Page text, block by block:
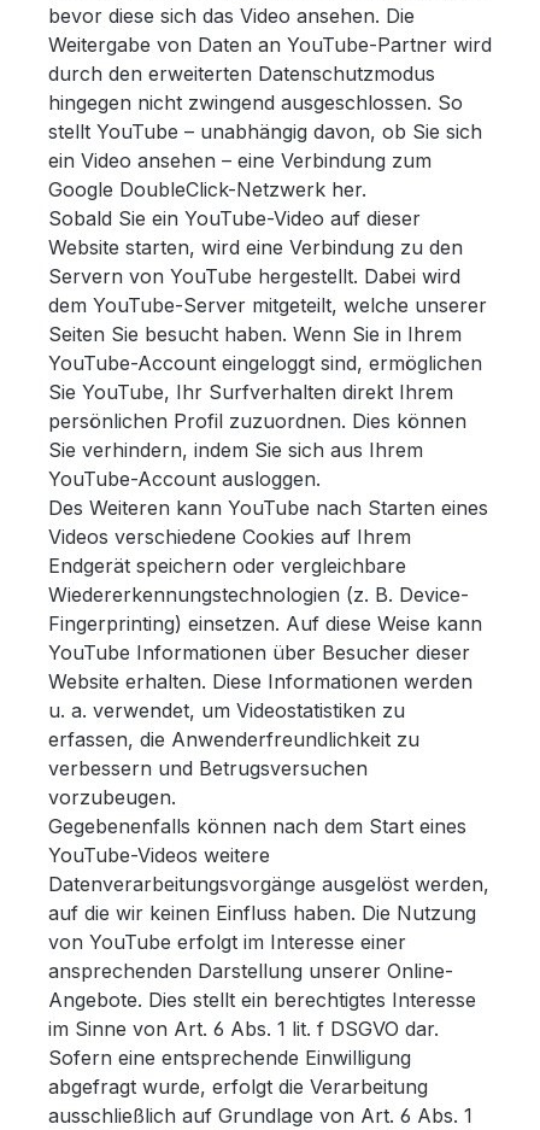
bevor diese sich das Video ansehen. Die
Weitergabe von Daten an YouTube-Partner wird
durch den erweiterten Datenschutzmodus
hingegen nicht zwingend ausgeschlossen. So
stellt YouTube – unabhängig davon, ob Sie sich
ein Video ansehen – eine Verbindung zum
Google DoubleClick-Netzwerk her.
Sobald Sie ein YouTube-Video auf dieser
Website starten, wird eine Verbindung zu den
Servern von YouTube hergestellt. Dabei wird
dem YouTube-Server mitgeteilt, welche unserer
Seiten Sie besucht haben. Wenn Sie in Ihrem
YouTube-Account eingeloggt sind, ermöglichen
Sie YouTube, Ihr Surfverhalten direkt Ihrem
persönlichen Profil zuzuordnen. Dies können
Sie verhindern, indem Sie sich aus Ihrem
YouTube-Account ausloggen.
Des Weiteren kann YouTube nach Starten eines
Videos verschiedene Cookies auf Ihrem
Endgerät speichern oder vergleichbare
Wiedererkennungstechnologien (z. B. Device-
Fingerprinting) einsetzen. Auf diese Weise kann
YouTube Informationen über Besucher dieser
Website erhalten. Diese Informationen werden
u. a. verwendet, um Videostatistiken zu
erfassen, die Anwenderfreundlichkeit zu
verbessern und Betrugsversuchen
vorzubeugen.
Gegebenenfalls können nach dem Start eines
YouTube-Videos weitere
Datenverarbeitungsvorgänge ausgelöst werden,
auf die wir keinen Einfluss haben. Die Nutzung
von YouTube erfolgt im Interesse einer
ansprechenden Darstellung unserer Online-
Angebote. Dies stellt ein berechtigtes Interesse
im Sinne von Art. 6 Abs. 1 lit. f DSGVO dar.
Sofern eine entsprechende Einwilligung
abgefragt wurde, erfolgt die Verarbeitung
ausschließlich auf Grundlage von Art. 6 Abs. 1